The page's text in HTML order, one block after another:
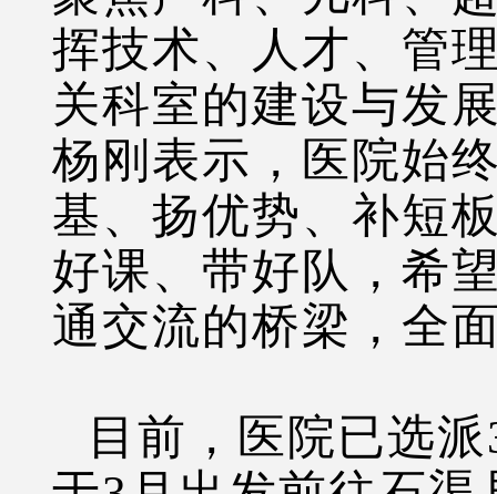
挥技术、人才、管
关科室的建设与发
杨刚表示，医院始
基、扬优势、补短
好课、带好队，希
通交流的桥梁，全
目前，医院已选